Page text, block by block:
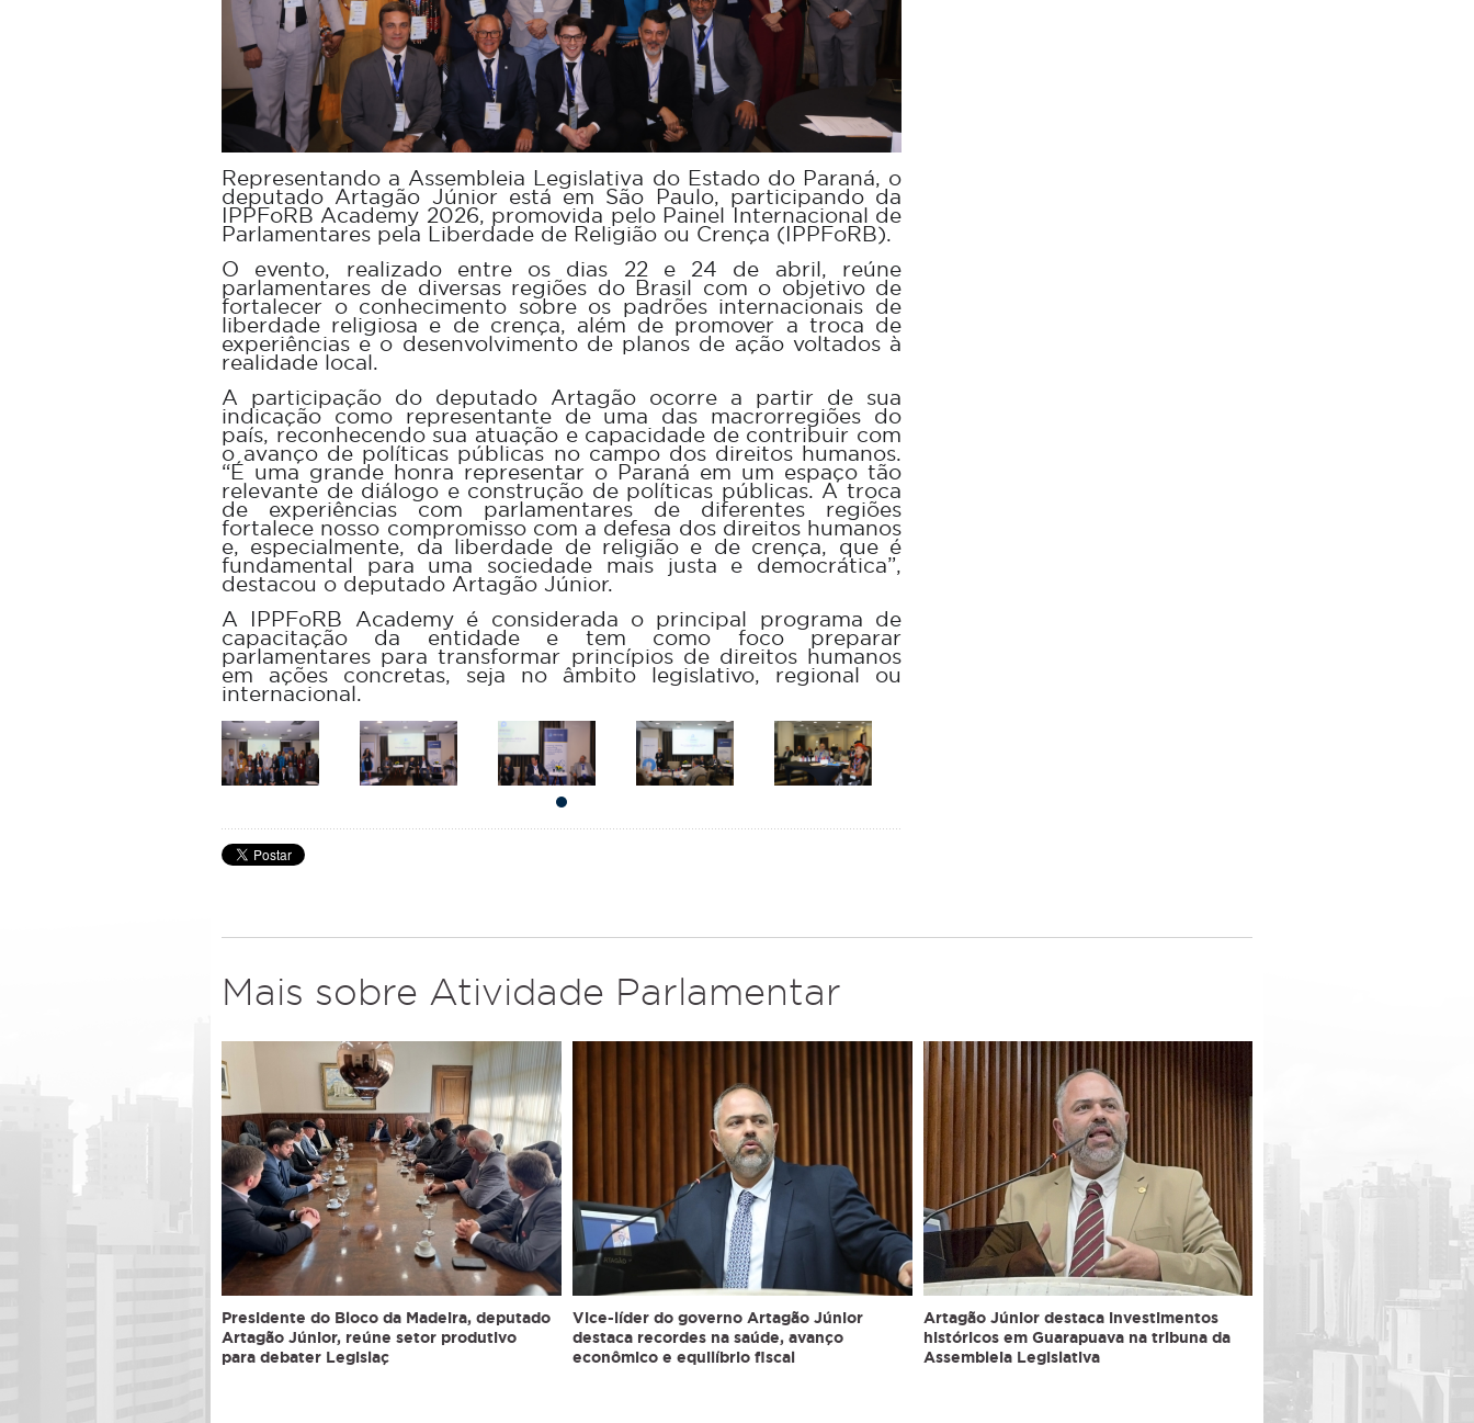
Representando a Assembleia Legislativa do Estado do Paraná, o
deputado Artagão Júnior está em São Paulo, participando da
IPPFoRB Academy 2026, promovida pelo Painel Internacional de
Parlamentares pela Liberdade de Religião ou Crença (IPPFoRB).
O evento, realizado entre os dias 22 e 24 de abril, reúne
parlamentares de diversas regiões do Brasil com o objetivo de
fortalecer o conhecimento sobre os padrões internacionais de
liberdade religiosa e de crença, além de promover a troca de
experiências e o desenvolvimento de planos de ação voltados à
realidade local.
A participação do deputado Artagão ocorre a partir de sua
indicação como representante de uma das macrorregiões do
país, reconhecendo sua atuação e capacidade de contribuir com
o avanço de políticas públicas no campo dos direitos humanos.
“É uma grande honra representar o Paraná em um espaço tão
relevante de diálogo e construção de políticas públicas. A troca
de experiências com parlamentares de diferentes regiões
fortalece nosso compromisso com a defesa dos direitos humanos
e, especialmente, da liberdade de religião e de crença, que é
fundamental para uma sociedade mais justa e democrática”,
destacou o deputado Artagão Júnior.
A IPPFoRB Academy é considerada o principal programa de
capacitação da entidade e tem como foco preparar
parlamentares para transformar princípios de direitos humanos
em ações concretas, seja no âmbito legislativo, regional ou
internacional.
Mais sobre Atividade Parlamentar
Presidente do Bloco da Madeira, deputado
Artagão Júnior, reúne setor produtivo
para debater Legislaç
Vice-líder do governo Artagão Júnior
destaca recordes na saúde, avanço
econômico e equilíbrio fiscal
Artagão Júnior destaca investimentos
históricos em Guarapuava na tribuna da
Assembleia Legislativa